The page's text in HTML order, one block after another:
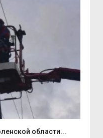
области...